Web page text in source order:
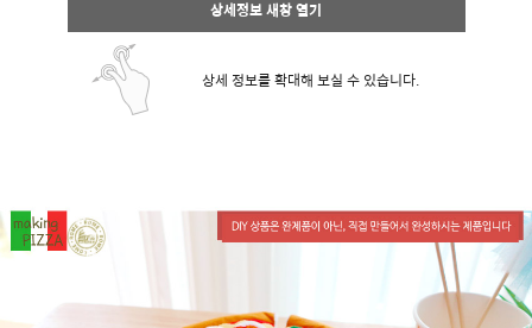
상세정보 새창 열기
상세 정보를 확대해 보실 수 있습니다.